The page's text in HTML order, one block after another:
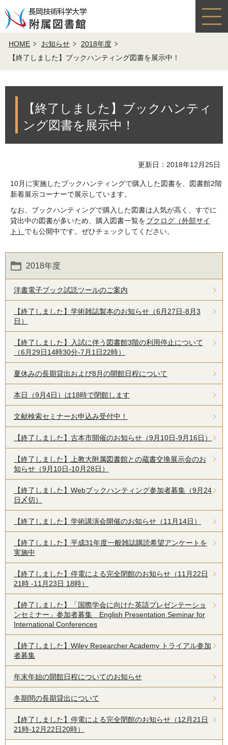
HOME お知らせ
2018年度
【終了しました】ブックハンティング図書を展示中！
【終了しました】ブックハンティ
ング図書を展示中！
更新日：2018年12月25日
10月に実施したブックハンティングで購入した図書を、図書館2階
新着展示コーナーで展示しています。
なお、ブックハンティングで購入した図書は人気が高く、すでに
貸出中の図書が多いため、購入図書一覧をブクログ（外部サイ
ト） でも公開中です。ぜひチェックしてください。
2018年度
洋書電子ブック試読ツールのご案内
【終了しました】学術雑誌製本のお知らせ（6月27日-8月3
日）
【終了しました】入試に伴う図書館3階の利用停止について
（6月29日14時30分-7月1日22時）
夏休みの長期貸出および8月の開館日程について
本日（9月4日）は18時で閉館します
文献検索セミナーお申込み受付中！
【終了しました】古本市開催のお知らせ（9月10日-9月16日）
【終了しました】上教大附属図書館との蔵書交換展示会のお
知らせ（9月10日-10月28日）
【終了しました】Webブックハンティング参加者募集（9月24
日〆切）
【終了しました】学術講演会開催のお知らせ（11月14日）
【終了しました】平成31年度一般雑誌購読希望アンケートを
実施中
【終了しました】停電による完全閉館のお知らせ（11月22日
21時 -11月23日 18時）
【終了しました】「国際学会に向けた英語プレゼンテーショ
ンセミナー」参加者募集 English Presentation Seminar for
International Conferences
【終了しました】Wiley Researcher Academy トライアル参加
者募集
年末年始の開館日程についてのお知らせ
冬期間の長期貸出について
【終了しました】停電による完全閉館のお知らせ（12月21日
21時-12月22日20時）